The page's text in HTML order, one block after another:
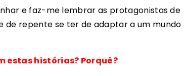
e faz-me lembrar as protagonistas de
de repente se ter de adaptar a um mundo
estas histórias? Porquê?